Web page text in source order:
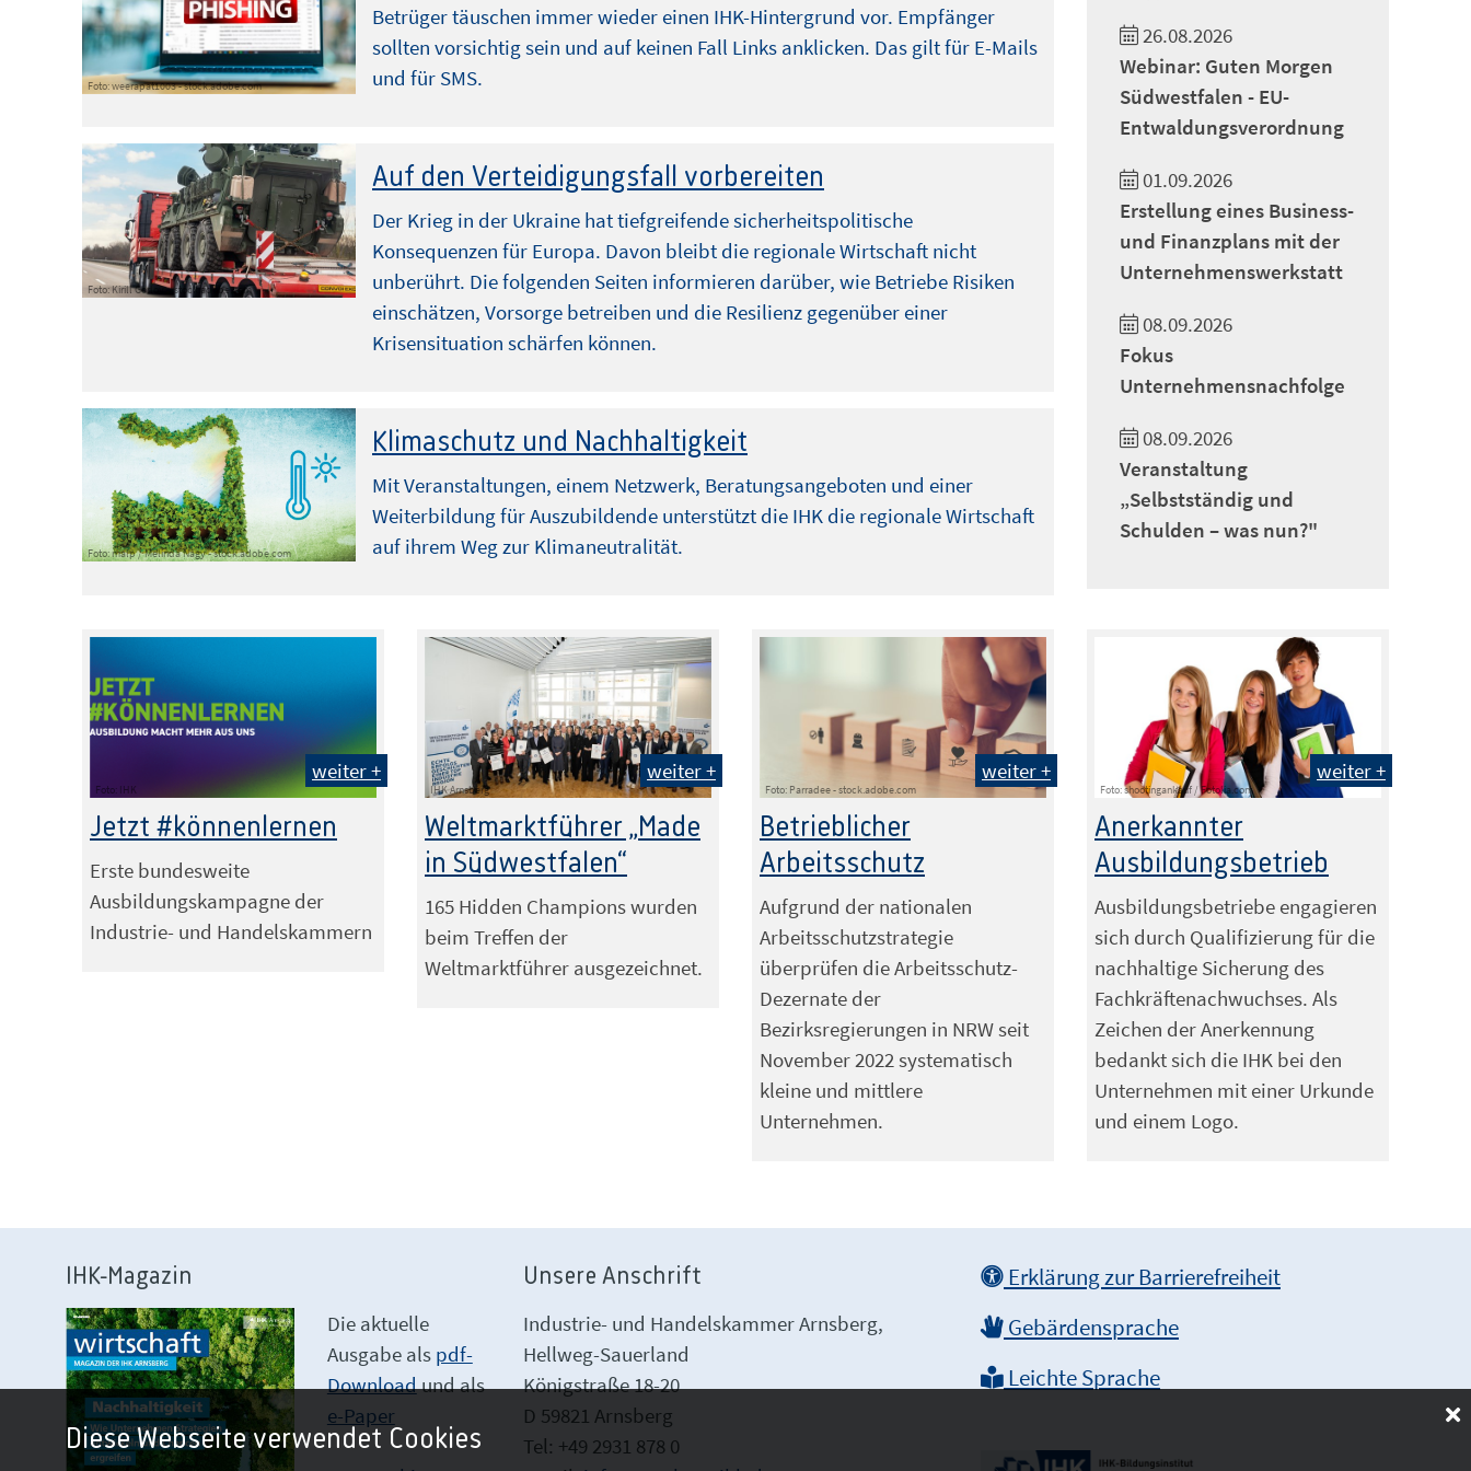
Foto: weerapat1003 - stock.adobe.com
Betrüger täuschen immer wieder einen IHK-Hintergrund vor. Empfänger
sollten vorsichtig sein und auf keinen Fall Links anklicken. Das gilt für E-Mails
und für SMS.
Foto: Kirill Gorlov – stock.adobe.com
Auf den Verteidigungsfall vorbereiten
Der Krieg in der Ukraine hat tiefgreifende sicherheitspolitische
Konsequenzen für Europa. Davon bleibt die regionale Wirtschaft nicht
unberührt. Die folgenden Seiten informieren darüber, wie Betriebe Risiken
einschätzen, Vorsorge betreiben und die Resilienz gegenüber einer
Krisensituation schärfen können.
Foto: malp / Melinda Nagy - stock.adobe.com
Klimaschutz und Nachhaltigkeit
Mit Veranstaltungen, einem Netzwerk, Beratungsangeboten und einer
Weiterbildung für Auszubildende unterstützt die IHK die regionale Wirtschaft
auf ihrem Weg zur Klimaneutralität.
26.08.2026
Webinar: Guten Morgen
Südwestfalen - EU-
Entwaldungsverordnung
01.09.2026
Erstellung eines Business-
und Finanzplans mit der
Unternehmenswerkstatt
08.09.2026
Fokus
Unternehmensnachfolge
08.09.2026
Veranstaltung
„Selbstständig und
Schulden – was nun?"
Foto: IHK
weiter +
Jetzt #könnenlernen
Erste bundesweite
Ausbildungskampagne der
Industrie- und Handelskammern
IHK Arnsberg
weiter +
Weltmarktführer „Made
in Südwestfalen“
165 Hidden Champions wurden
beim Treffen der
Weltmarktführer ausgezeichnet.
Foto: Parradee - stock.adobe.com
weiter +
Betrieblicher
Arbeitsschutz
Aufgrund der nationalen
Arbeitsschutzstrategie
überprüfen die Arbeitsschutz-
Dezernate der
Bezirksregierungen in NRW seit
November 2022 systematisch
kleine und mittlere
Unternehmen.
Foto: shootingankauf / Fotolia.com
weiter +
Anerkannter
Ausbildungsbetrieb
Ausbildungsbetriebe engagieren
sich durch Qualifizierung für die
nachhaltige Sicherung des
Fachkräftenachwuchses. Als
Zeichen der Anerkennung
bedankt sich die IHK bei den
Unternehmen mit einer Urkunde
und einem Logo.
IHK-Magazin
Die aktuelle
Ausgabe als pdf-
Downloadund als
e-Paper
Unsere Anschrift
Industrie- und Handelskammer Arnsberg,
Hellweg-Sauerland
Königstraße 18-20
D 59821 Arnsberg
Tel: +49 2931 878 0
Erklärung zur Barrierefreiheit
Gebärdensprache
Leichte Sprache
Diese Webseite verwendet Cookies